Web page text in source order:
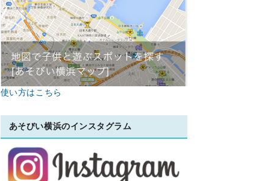
使い方はこちら
あそびい横浜のインスタグラム